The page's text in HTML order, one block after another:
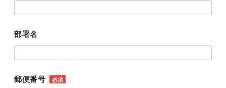
部署名
郵便番号 必須